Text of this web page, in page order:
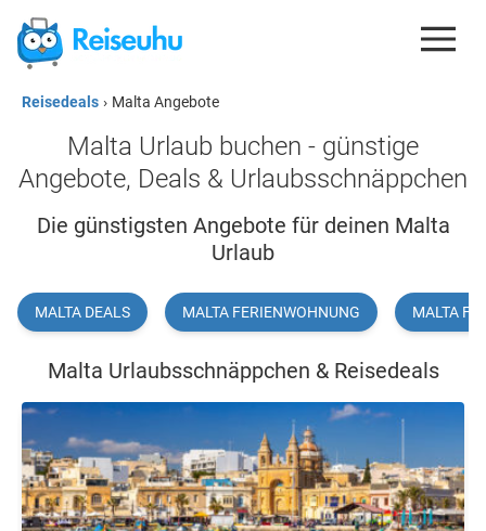
REISEDEALS
GUTSCHEINE
ESIM
REISEBLOG
Reisedeals › Malta Angebote
Malta Urlaub buchen - günstige
Angebote, Deals & Urlaubsschnäppchen
Die günstigsten Angebote für deinen Malta
Urlaub
MALTA DEALS MALTA FERIENWOHNUNG MALTA
Malta Urlaubsschnäppchen & Reisedeals